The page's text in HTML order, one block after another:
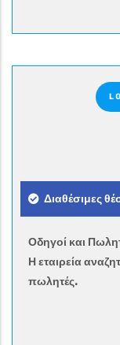
Διαθέσιμες
Οδηγοί και
Η εταιρεία
πωλητές.